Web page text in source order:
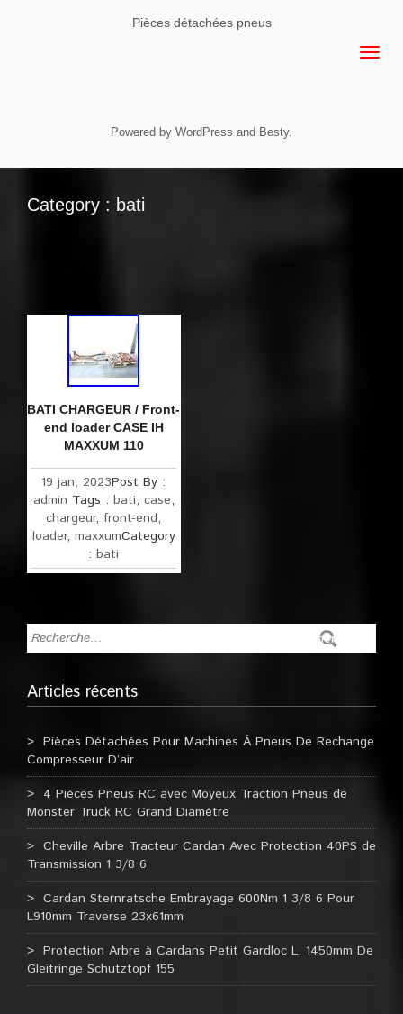
Pièces détachées pneus
Powered by WordPress and Besty.
Category : bati
BATI CHARGEUR / Front-
end loader CASE IH
MAXXUM 110
19 jan, 2023Post By :
admin Tags : bati, case,
chargeur,front-end,
loader, maxxumCategory
:bati
Articles récents
Pièces Détachées Pour Machines À Pneus De Rechange
Compresseur D’air
4 Pièces Pneus RC avec Moyeux Traction Pneus de
Monster Truck RC Grand Diamètre
Cheville Arbre Tracteur Cardan Avec Protection 40PS de
Transmission 1 3/8 6
Cardan Sternratsche Embrayage 600Nm 1 3/8 6 Pour
L910mm Traverse 23x61mm
Protection Arbre à Cardans Petit Gardloc L. 1450mm De
Gleitringe Schutztopf 155